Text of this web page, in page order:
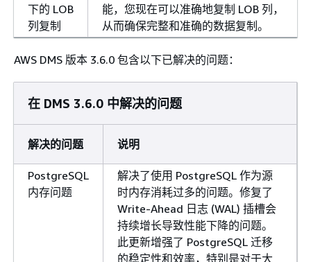
下的 LOB
列复制
能，您现在可以准确地复制 LOB 列，
从而确保完整和准确的数据复制。
AWS DMS 版本 3.6.0 包含以下已解决的问题：
在 DMS 3.6.0 中解决的问题
解决的问题 说明
PostgreSQL
内存问题
解决了使用 PostgreSQL 作为源
时内存消耗过多的问题。修复了
Write-Ahead 日志 (WAL) 插槽会
持续增长导致性能下降的问题。
此更新增强了 PostgreSQL 迁移
的稳定性和效率，特别是对于大